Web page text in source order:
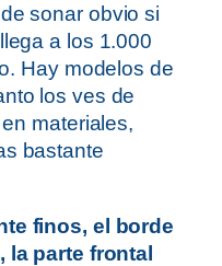
sonar obvio si
a los 1.000
Hay modelos de
los ves de
materiales,
bastante
finos, el borde
la parte frontal